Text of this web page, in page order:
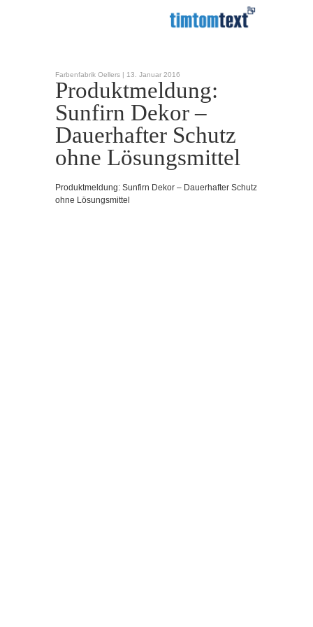
Farbenfabrik Oellers | 13. Januar 2016
Produktmeldung:
Sunfirn Dekor –
Dauerhafter Schutz
ohne Lösungsmittel
Produktmeldung: Sunfirn Dekor – Dauerhafter Schutz
ohne Lösungsmittel